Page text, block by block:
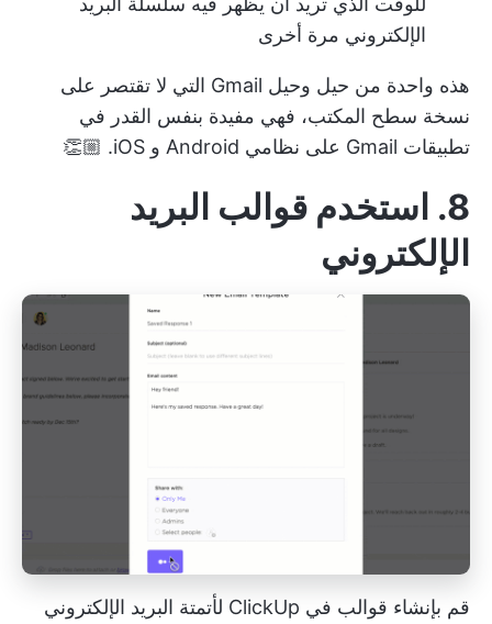
الإلكتروني مرة أخرى
هذه واحدة من حيل وحيل Gmail التي لا تقتصر على
نسخة سطح المكتب، فهي مفيدة بنفس القدر في
تطبيقات Gmail على نظامي Android و iOS. 👏🏼
8. استخدم قوالب البريد
الإلكتروني
قم بإنشاء قوالب في ClickUp لأتمتة البريد الإلكتروني